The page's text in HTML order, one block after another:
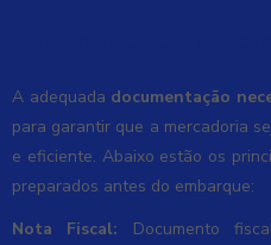
A adequada documentação
para garantir que a mercadoria
e eficiente. Abaixo estão os
preparados antes do embarque:
Nota Fiscal: Documento